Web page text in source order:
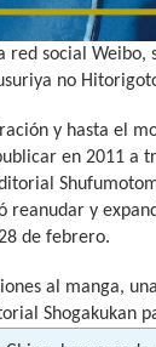
social
no
y hasta el
en 2011 a
reanudar y
de febrero.
al manga,
Shogakukan